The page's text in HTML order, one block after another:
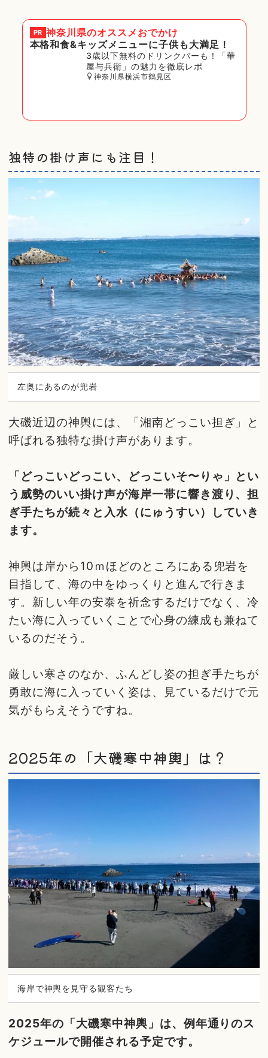
PR 神奈川県のオススメおでかけ
本格和食&キッズメニューに子供も大満足！
3歳以下無料のドリンクバーも！「華
屋与兵衛」の魅力を徹底レポ
神奈川県横浜市鶴見区
独特の掛け声にも注目！
左奥にあるのが兜岩
大磯近辺の神輿には、「湘南どっこい担ぎ」と
呼ばれる独特な掛け声があります。
「どっこいどっこい、どっこいそ〜りゃ」とい
う威勢のいい掛け声が海岸一帯に響き渡り、担
ぎ手たちが続々と入水（にゅうすい）していき
ます。
神輿は岸から10ｍほどのところにある兜岩を
目指して、海の中をゆっくりと進んで行きま
す。新しい年の安泰を祈念するだけでなく、冷
たい海に入っていくことで心身の練成も兼ねて
いるのだそう。
厳しい寒さのなか、ふんどし姿の担ぎ手たちが
勇敢に海に入っていく姿は、見ているだけで元
気がもらえそうですね。
2025年の「大磯寒中神輿」は？
海岸で神輿を見守る観客たち
2025年の「大磯寒中神輿」は、例年通りのス
ケジュールで開催される予定です。